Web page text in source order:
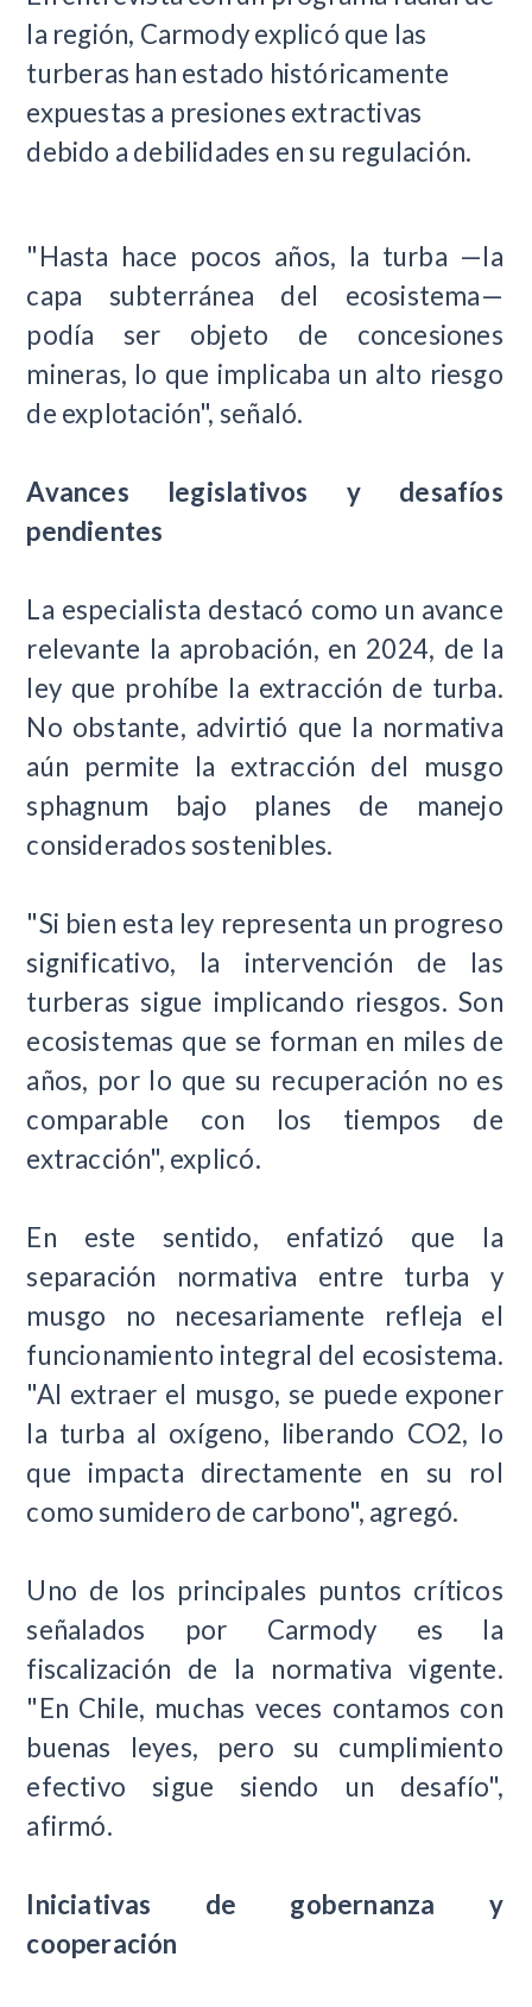
la región, Carmody explicó que las
turberas han estado históricamente
expuestas a presiones extractivas
debido a debilidades en su regulación.
"Hasta hace pocos años, la turba —la
capa subterránea del ecosistema—
podía ser objeto de concesiones
mineras, lo que implicaba un alto riesgo
de explotación", señaló.
Avances legislativos y desafíos
pendientes
La especialista destacó como un avance
relevante la aprobación, en 2024, de la
ley que prohíbe la extracción de turba.
No obstante, advirtió que la normativa
aún permite la extracción del musgo
sphagnum bajo planes de manejo
considerados sostenibles.
"Si bien esta ley representa un progreso
significativo, la intervención de las
turberas sigue implicando riesgos. Son
ecosistemas que se forman en miles de
años, por lo que su recuperación no es
comparable con los tiempos de
extracción", explicó.
En este sentido, enfatizó que la
separación normativa entre turba y
musgo no necesariamente refleja el
funcionamiento integral del ecosistema.
"Al extraer el musgo, se puede exponer
la turba al oxígeno, liberando CO2, lo
que impacta directamente en su rol
como sumidero de carbono", agregó.
Uno de los principales puntos críticos
señalados por Carmody es la
fiscalización de la normativa vigente.
"En Chile, muchas veces contamos con
buenas leyes, pero su cumplimiento
efectivo sigue siendo un desafío",
afirmó.
Iniciativas de gobernanza y
cooperación